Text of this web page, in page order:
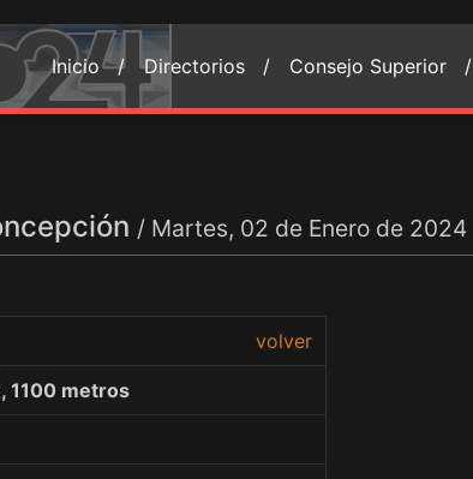
Inicio / Directorios / Consejo Superior /
/ Martes, 02 de Enero de 2024
volver
1100 metros